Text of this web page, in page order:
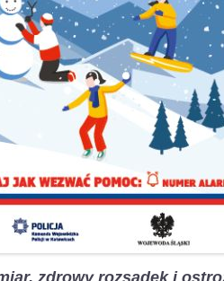
zdrowy rozsądek i